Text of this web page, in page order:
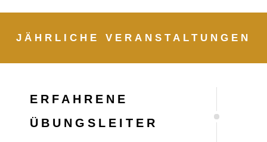
JÄHRLICHE VERANSTALTUNGEN
ERFAHRENE
ÜBUNGSLEITER